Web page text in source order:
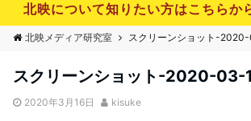
北映について知りたい方はこちらか
北映メディア研究室 スクリーンショット-
スクリーンショット-2020-03-
2020年3月16日 kisuke